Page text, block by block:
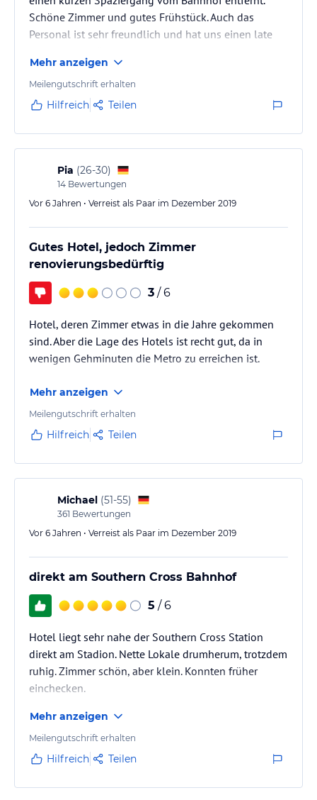
Schöne Zimmer und gutes Frühstück. Auch das
Personal ist sehr freundlich und hat uns einen late
Mehr anzeigen
Meilengutschrift erhalten
Hilfreich Teilen
Pia (26-30)
14 Bewertungen
Vor 6 Jahren • Verreist als Paar im Dezember 2019
Gutes Hotel, jedoch Zimmer
renovierungsbedürftig
3 / 6
Hotel, deren Zimmer etwas in die Jahre gekommen
sind. Aber die Lage des Hotels ist recht gut, da in
wenigen Gehminuten die Metro zu erreichen ist.
Mehr anzeigen
Meilengutschrift erhalten
Hilfreich Teilen
Michael (51-55)
361 Bewertungen
Vor 6 Jahren • Verreist als Paar im Dezember 2019
direkt am Southern Cross Bahnhof
5 / 6
Hotel liegt sehr nahe der Southern Cross Station
direkt am Stadion. Nette Lokale drumherum, trotzdem
ruhig. Zimmer schön, aber klein. Konnten früher
einchecken.
Mehr anzeigen
Meilengutschrift erhalten
Hilfreich Teilen